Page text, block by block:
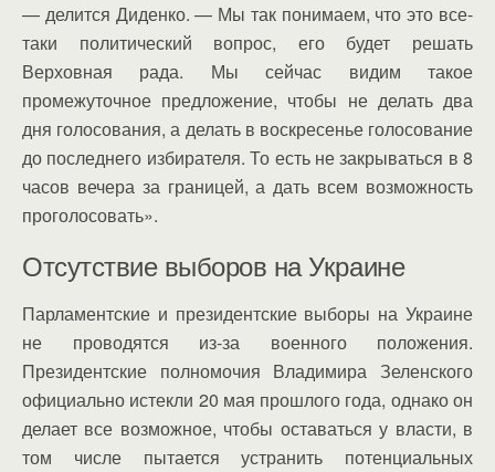
— делится Диденко. — Мы так понимаем, что это все-
таки политический вопрос, его будет решать
Верховная рада. Мы сейчас видим такое
промежуточное предложение, чтобы не делать два
дня голосования, а делать в воскресенье голосование
до последнего избирателя. То есть не закрываться в 8
часов вечера за границей, а дать всем возможность
проголосовать».
Отсутствие выборов на Украине
Парламентские и президентские выборы на Украине
не проводятся из-за военного положения.
Президентские полномочия Владимира Зеленского
официально истекли 20 мая прошлого года, однако он
делает все возможное, чтобы оставаться у власти, в
том числе пытается устранить потенциальных